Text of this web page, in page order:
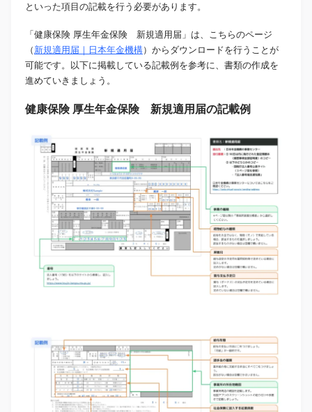
といった項目の記載を行う必要があります。
「健康保険 厚生年金保険 新規適用届」は、こちらのページ
（ 新規適用届｜日本年金機構）からダウンロードを行うことが
可能です。以下に掲載している記載例を参考に、書類の作成を
進めていきましょう。
健康保険 厚生年金保険 新規適用届の記載例